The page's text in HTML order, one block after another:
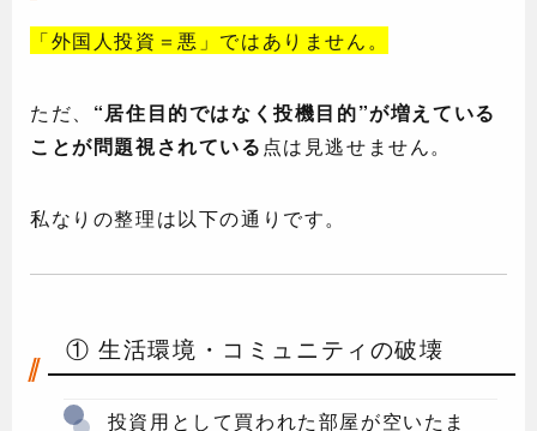
「外国人投資＝悪」ではありません。
ただ、 “居住目的ではなく投機目的”が増えている
ことが問題視されている 点は見逃せません。
私なりの整理は以下の通りです。
① 生活環境・コミュニティの破壊
投資用として買われた部屋が空いたま